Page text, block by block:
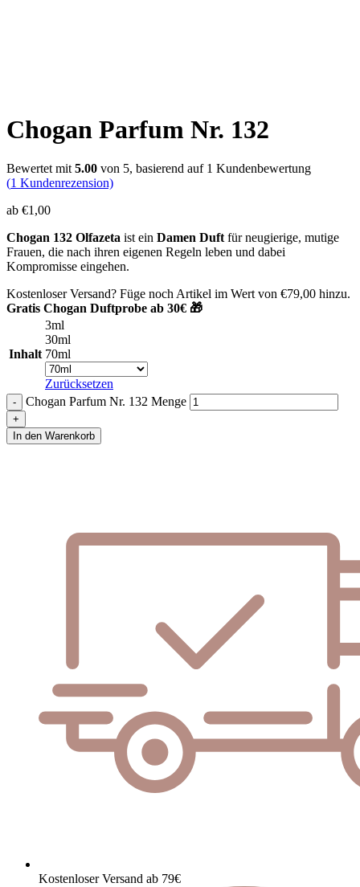
Chogan Parfum Nr. 132
Bewertet mit 5.00 von 5, basierend auf 1 Kundenbewertung
(1 Kundenrezension)
ab €1,00
Chogan 132 Olfazeta ist ein Damen Duft für neugierige, mutige
Frauen, die nach ihren eigenen Regeln leben und dabei
Kompromisse eingehen.
Kostenloser Versand? Füge noch Artikel im Wert von €79,00 hinzu.
Gratis Chogan Duftprobe ab 30€ 🎁
Inhalt
3ml
30ml
70ml
Zurücksetzen
Chogan Parfum Nr. 132 Menge
In den Warenkorb
Kostenloser Versand ab 79€